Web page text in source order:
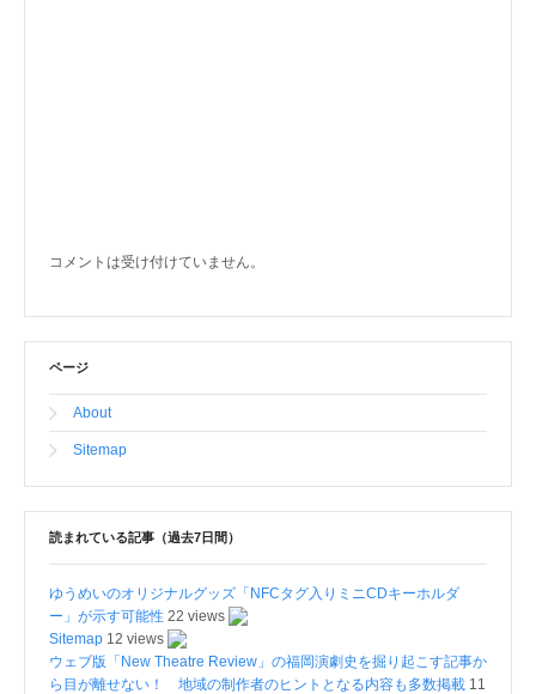
コメントは受け付けていません。
ページ
About
Sitemap
読まれている記事（過去7日間）
ゆうめいのオリジナルグッズ「NFCタグ入りミニCDキーホルダ
ー」が示す可能性 22 views
Sitemap 12 views
ウェブ版「New Theatre Review」の福岡演劇史を掘り起こす記事か
ら目が離せない！ 地域の制作者のヒントとなる内容も多数掲載 11